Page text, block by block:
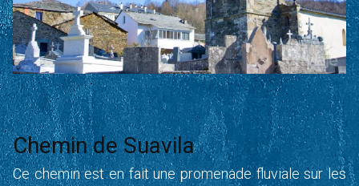
Chemin de Suavila
Ce chemin est en fait une promenade fluviale sur les